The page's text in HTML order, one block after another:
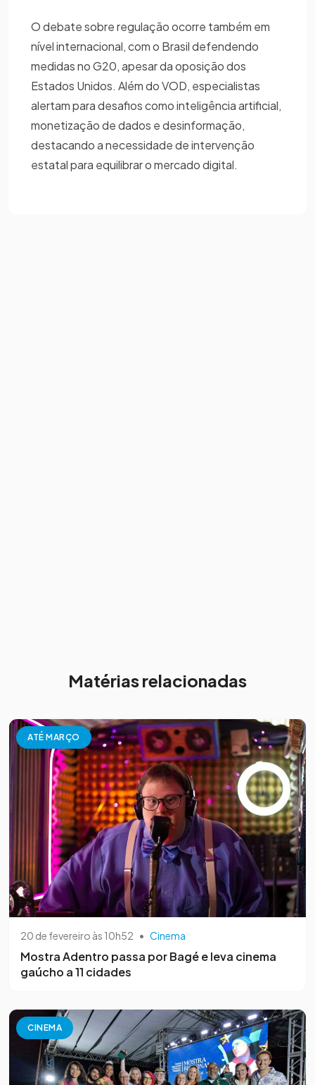
O debate sobre regulação ocorre também em
nível internacional, com o Brasil defendendo
medidas no G20, apesar da oposição dos
Estados Unidos. Além do VOD, especialistas
alertam para desafios como inteligência artificial,
monetização de dados e desinformação,
destacando a necessidade de intervenção
estatal para equilibrar o mercado digital.
Matérias relacionadas
ATÉ MARÇO
20 de fevereiro às 10h52 • Cinema
Mostra Adentro passa por Bagé e leva cinema
gaúcho a 11 cidades
CINEMA